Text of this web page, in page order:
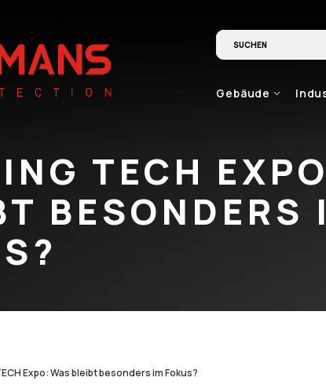
Gebäude
TECH
BESONDERS
Expo: Was bleibt besonders im Fokus?